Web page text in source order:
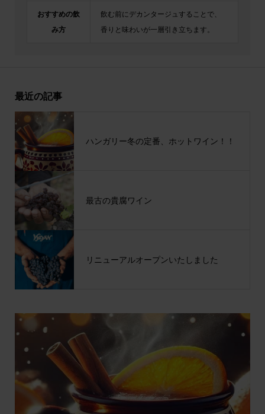
おすすめの飲
み方
飲む前にデカンタージュすることで、
香りと味わいが一層引き立ちます。
最近の記事
ハンガリー冬の定番、ホットワイン！！
最古の貴腐ワイン
リニューアルオープンいたしました